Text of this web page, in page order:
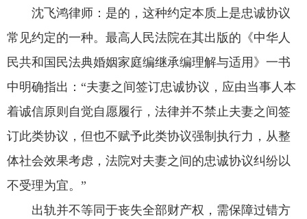
沈飞鸿律师： 是的，这种约定本质上是忠诚协议
常见约定的一种。最高人民法院在其出版的《中华人
民共和国民法典婚姻家庭编继承编理解与适用》一书
中明确指出：“夫妻之间签订忠诚协议，应由当事人本
着诚信原则自觉自愿履行，法律并不禁止夫妻之间签
订此类协议，但也不赋予此类协议强制执行力，从整
体社会效果考虑，法院对夫妻之间的忠诚协议纠纷以
不受理为宜。”
出轨并不等同于丧失全部财产权，需保障过错方